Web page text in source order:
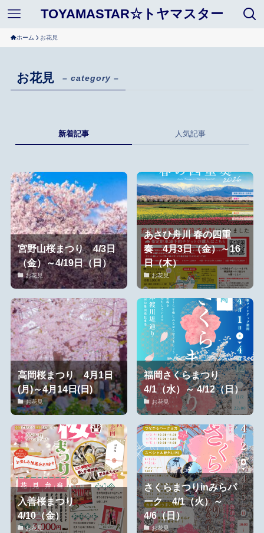
TOYAMASTAR☆トヤマスター
ホーム お花見
お花見 – category –
新着記事 人気記事
宮野山桜まつり 4/3日
（金）～4/19日（日）
お花見
あさひ舟川 春の四重
奏 4月3日（金）～16
日（木）
お花見
高岡桜まつり 4月1日
(月)～4月14日(日)
お花見
福岡さくらまつり
4/1（水）～ 4/12（日）
お花見
入善桜まつり
4/10（金）
お花見
さくらまつりinみらパ
ーク 4/1（火）～
4/6（日）
お花見